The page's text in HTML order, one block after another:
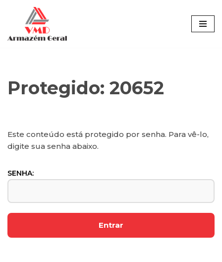
Pular
para
Protegido: 20652
Este conteúdo está protegido por senha. Para vê-lo,
digite sua senha abaixo.
SENHA: